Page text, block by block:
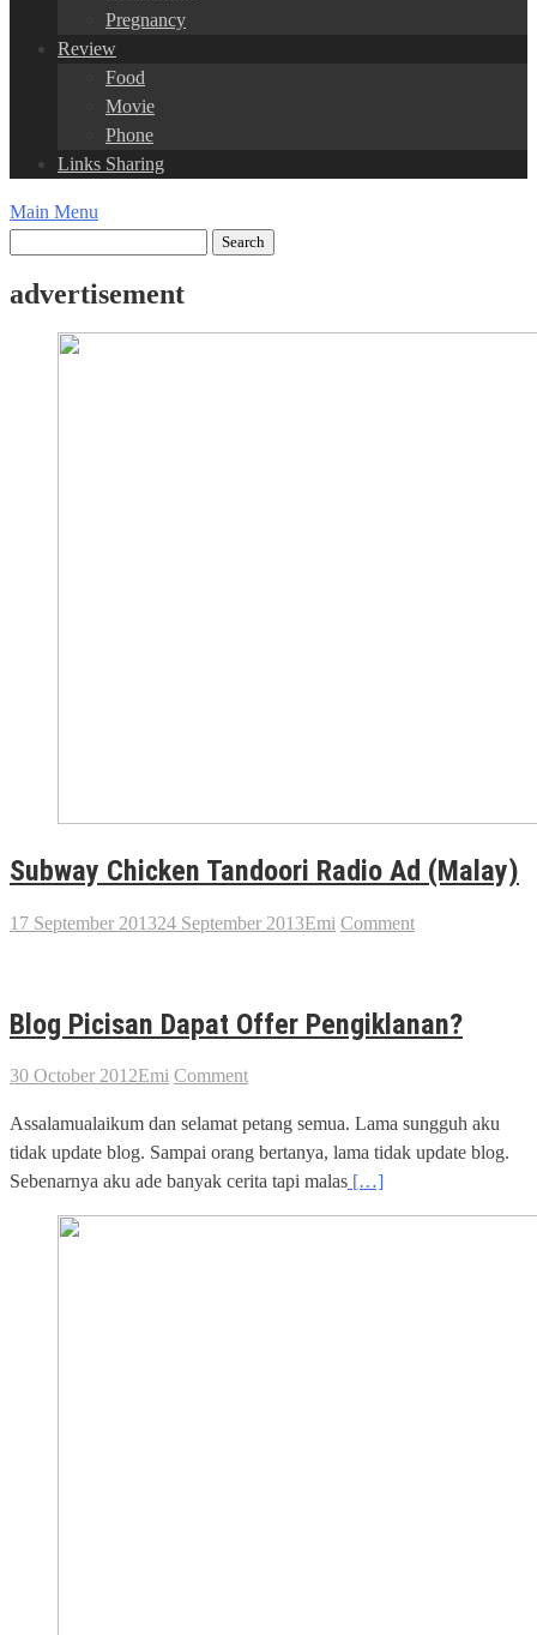
Pregnancy
Review
Food
Movie
Phone
Links Sharing
Main Menu
advertisement
Subway Chicken Tandoori Radio Ad (Malay)
17 September 201324 September 2013Emi Comment
Blog Picisan Dapat Offer Pengiklanan?
30 October 2012Emi Comment
Assalamualaikum dan selamat petang semua. Lama sungguh aku
tidak update blog. Sampai orang bertanya, lama tidak update blog.
Sebenarnya aku ade banyak cerita tapi malas […]